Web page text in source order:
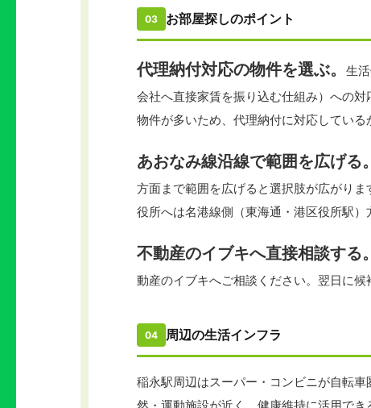
03 お部屋探しのポイント
代理納付対応の物件を選ぶ。
生
会社へ直接家賃を振り込む仕組み）への
物件が多いため、代理納付に対応している
あおなみ線沿線で範囲を広げる。
方面まで範囲を広げると選択肢が広がり
役所へは名港線側（東海通・港区役所駅）
不動産のイブキへ直接相談する。
動産のイブキへご相談ください。翌日に候
04 周辺の生活インフラ
稲永駅周辺はスーパー・コンビニが自転